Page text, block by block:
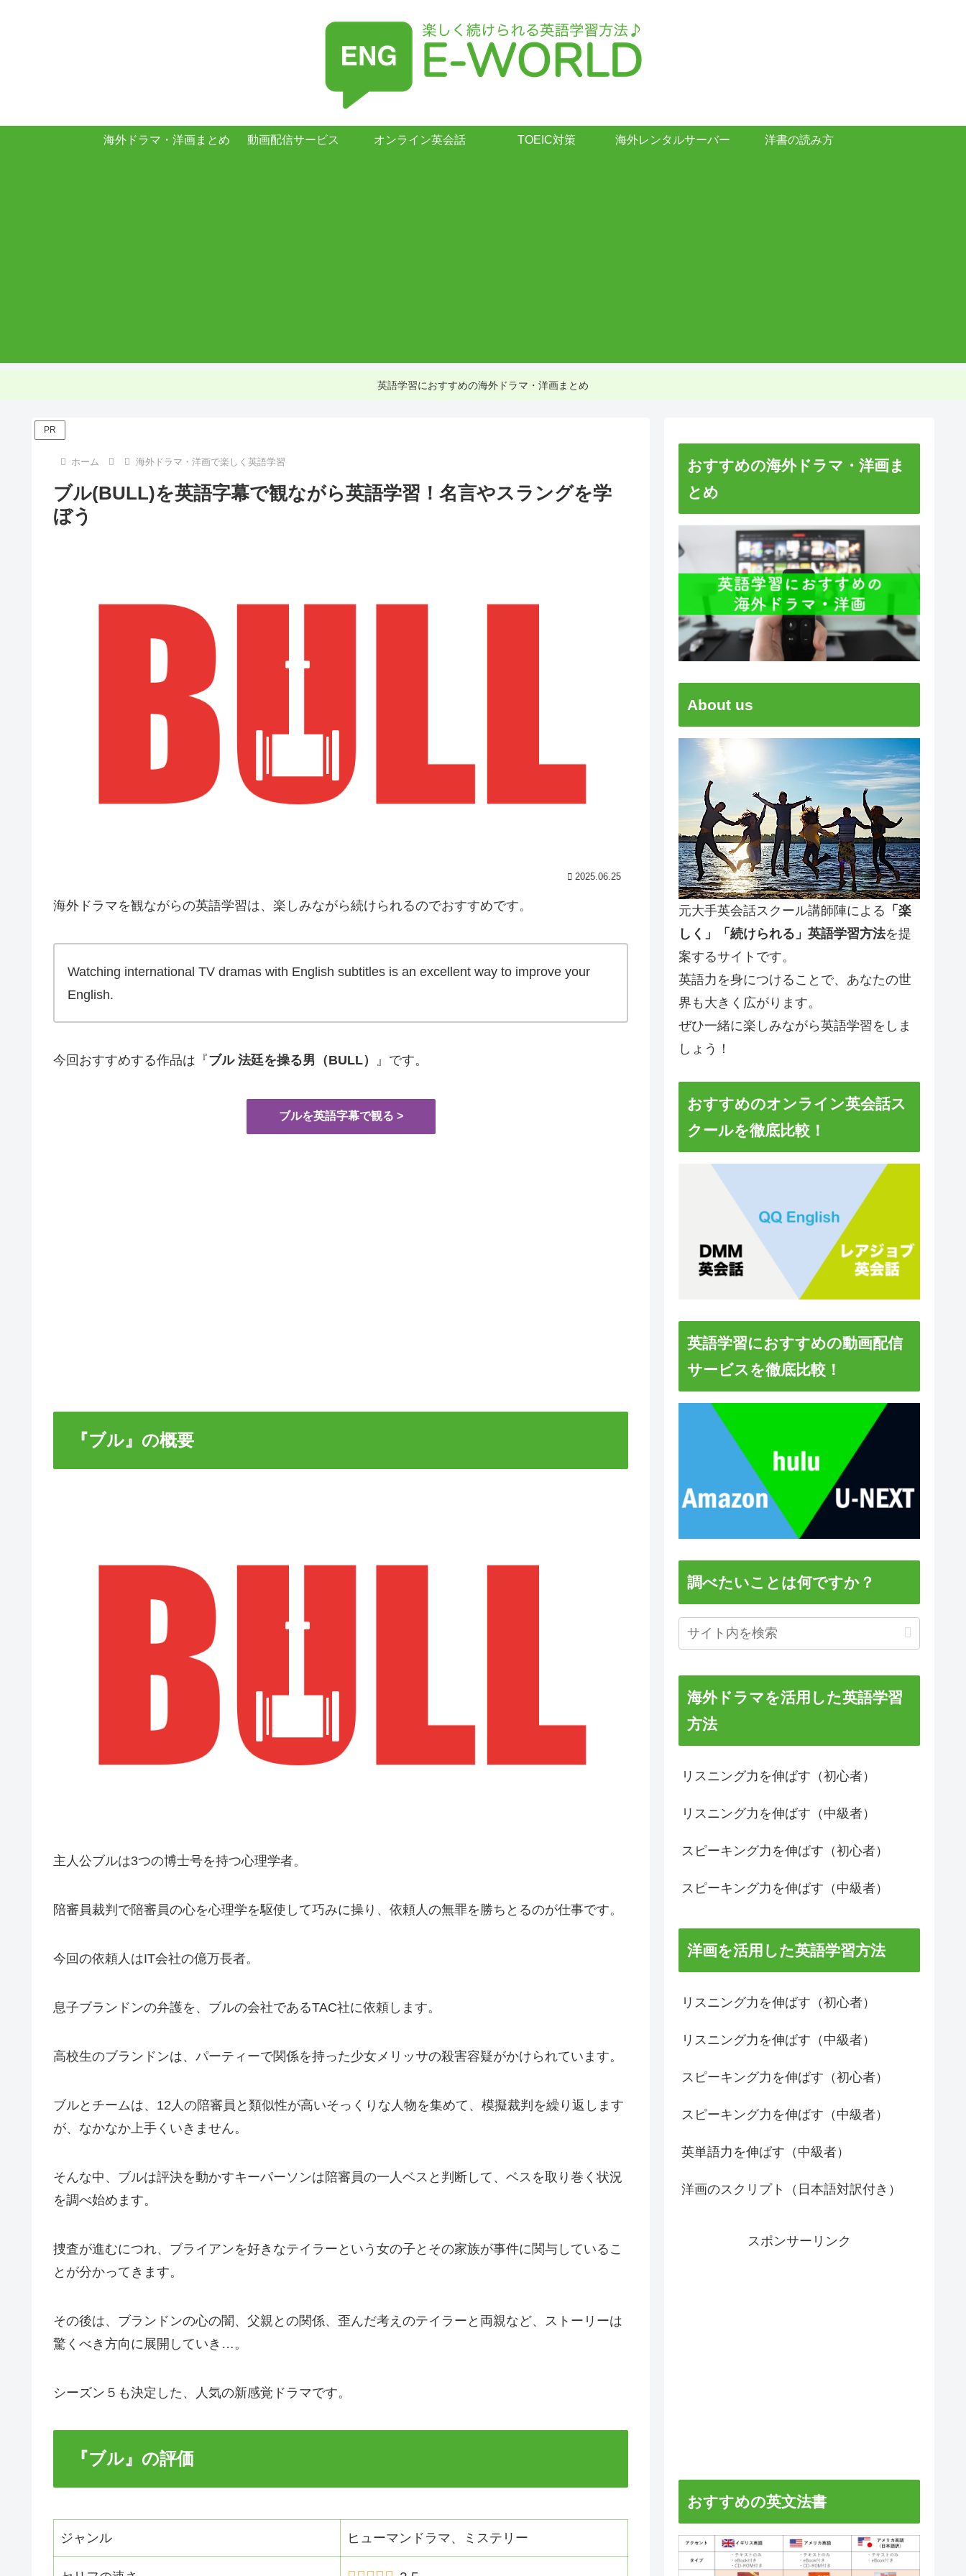
海外ドラマ・洋画まとめ 動画配信サービス オンライン英会話 TOEIC対策 海外レンタルサーバー 洋書の読み方
英語学習におすすめの海外ドラマ・洋画まとめ
PR
ホーム 海外ドラマ・洋画で楽しく英語学習
ブル(BULL)を英語字幕で観ながら英語学習！名言やスラングを学
ぼう
2025.06.25
海外ドラマを観ながらの英語学習は、楽しみながら続けられるのでおすすめです。
Watching international TV dramas with English subtitles is an excellent way to improve your
English.
今回おすすめする作品は『ブル 法廷を操る男（BULL） 』です。
ブルを英語字幕で観る >
『ブル』の概要
主人公ブルは3つの博士号を持つ心理学者。
陪審員裁判で陪審員の心を心理学を駆使して巧みに操り、依頼人の無罪を勝ちとるのが仕事です。
今回の依頼人はIT会社の億万長者。
息子ブランドンの弁護を、ブルの会社であるTAC社に依頼します。
高校生のブランドンは、パーティーで関係を持った少女メリッサの殺害容疑がかけられています。
ブルとチームは、12人の陪審員と類似性が高いそっくりな人物を集めて、模擬裁判を繰り返します
が、なかなか上手くいきません。
そんな中、ブルは評決を動かすキーパーソンは陪審員の一人ベスと判断して、ベスを取り巻く状況
を調べ始めます。
捜査が進むにつれ、ブライアンを好きなテイラーという女の子とその家族が事件に関与しているこ
とが分かってきます。
その後は、ブランドンの心の闇、父親との関係、歪んだ考えのテイラーと両親など、ストーリーは
驚くべき方向に展開していき…。
シーズン５も決定した、人気の新感覚ドラマです。
『ブル』の評価
ジャンル ヒューマンドラマ、ミステリー
おすすめの海外ドラマ・洋画ま
とめ
About us
元大手英会話スクール講師陣による 「楽
しく」「続けられる」英語学習方法を提
案するサイトです。
英語力を身につけることで、あなたの世
界も大きく広がります。
ぜひ一緒に楽しみながら英語学習をしま
しょう！
おすすめのオンライン英会話ス
クールを徹底比較！
英語学習におすすめの動画配信
サービスを徹底比較！
調べたいことは何ですか？
海外ドラマを活用した英語学習
方法
リスニング力を伸ばす（初心者）
リスニング力を伸ばす（中級者）
スピーキング力を伸ばす（初心者）
スピーキング力を伸ばす（中級者）
洋画を活用した英語学習方法
リスニング力を伸ばす（初心者）
リスニング力を伸ばす（中級者）
スピーキング力を伸ばす（初心者）
スピーキング力を伸ばす（中級者）
英単語力を伸ばす（中級者）
洋画のスクリプト（日本語対訳付き）
スポンサーリンク
おすすめの英文法書